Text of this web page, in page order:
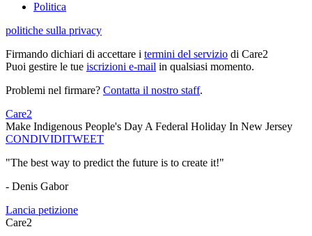
Politica
politiche sulla privacy
Firmando dichiari di accettare i termini del servizio di Care2
Puoi gestire le tue iscrizioni e-mail in qualsiasi momento.
Problemi nel firmare? Contatta il nostro staff.
Care2
Make Indigenous People's Day A Federal Holiday In New Jersey
CONDIVIDITWEET
"The best way to predict the future is to create it!"
- Denis Gabor
Lancia petizione
Care2